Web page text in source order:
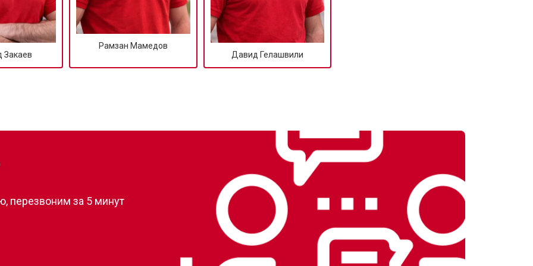
от 70 мин от 2150 ₽
от 2100 ₽
от 110 мин от 3800 ₽ Заказать
от 2550 ₽ Заказать
Закаев
Рамзан Мамедов
Давид Гелашвили
перезвоним за 5 минут